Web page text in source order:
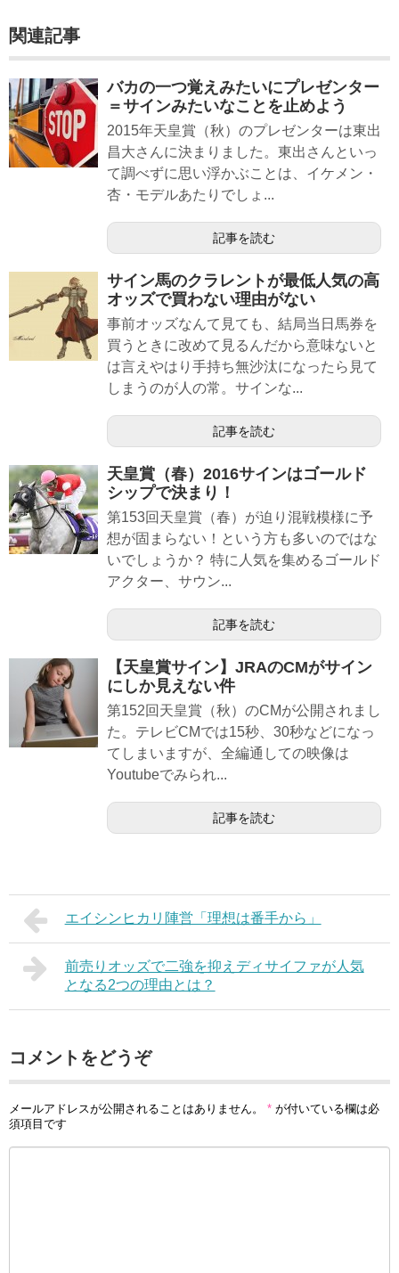
関連記事
バカの一つ覚えみたいにプレゼンター
＝サインみたいなことを止めよう
2015年天皇賞（秋）のプレゼンターは東出
昌大さんに決まりました。東出さんといっ
て調べずに思い浮かぶことは、イケメン・
杏・モデルあたりでしょ...
記事を読む
サイン馬のクラレントが最低人気の高
オッズで買わない理由がない
事前オッズなんて見ても、結局当日馬券を
買うときに改めて見るんだから意味ないと
は言えやはり手持ち無沙汰になったら見て
しまうのが人の常。サインな...
記事を読む
天皇賞（春）2016サインはゴールド
シップで決まり！
第153回天皇賞（春）が迫り混戦模様に予
想が固まらない！という方も多いのではな
いでしょうか？ 特に人気を集めるゴールド
アクター、サウン...
記事を読む
【天皇賞サイン】JRAのCMがサイン
にしか見えない件
第152回天皇賞（秋）のCMが公開されまし
た。テレビCMでは15秒、30秒などになっ
てしまいますが、全編通しての映像は
Youtubeでみられ...
記事を読む
エイシンヒカリ陣営「理想は番手から」
前売りオッズで二強を抑えディサイファが人気
となる2つの理由とは？
コメントをどうぞ
メールアドレスが公開されることはありません。 * が付いている欄は必
須項目です